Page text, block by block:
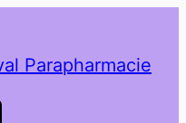
Parapharmacie